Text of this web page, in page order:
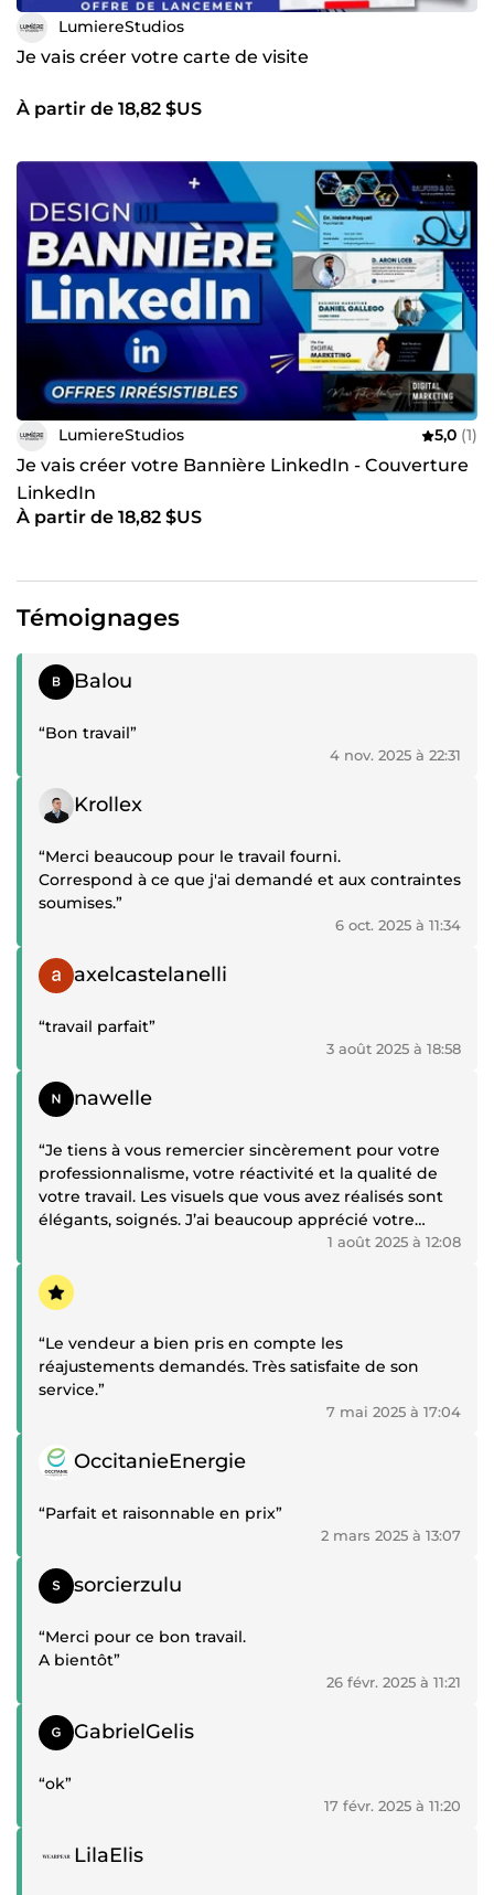
LumiereStudios
Je vais créer votre carte de visite
À partir de 18,82 $US
LumiereStudios 5,0 (1)
Je vais créer votre Bannière LinkedIn - Couverture
LinkedIn
À partir de 18,82 $US
Témoignages
Témoignage positif
Balou
“Bon travail”
4 nov. 2025 à 22:31
Témoignage positif
Krollex
“Merci beaucoup pour le travail fourni.
Correspond à ce que j'ai demandé et aux contraintes
soumises.”
6 oct. 2025 à 11:34
Témoignage positif
axelcastelanelli
“travail parfait”
3 août 2025 à 18:58
Témoignage positif
nawelle
“Je tiens à vous remercier sincèrement pour votre
professionnalisme, votre réactivité et la qualité de
votre travail. Les visuels que vous avez réalisés sont
élégants, soignés. J’ai beaucoup apprécié votre
écoute, votre patience et votre souci du détail.
Merci encore pour votre implication et votre sérieux,
c’était un vrai plaisir de collaborer avec vous. 🙏✨”
1 août 2025 à 12:08
Témoignage positif
“Le vendeur a bien pris en compte les
réajustements demandés. Très satisfaite de son
service.”
7 mai 2025 à 17:04
Témoignage positif
OccitanieEnergie
“Parfait et raisonnable en prix”
2 mars 2025 à 13:07
Témoignage positif
sorcierzulu
“Merci pour ce bon travail.
A bientôt”
26 févr. 2025 à 11:21
Témoignage positif
GabrielGelis
“ok”
17 févr. 2025 à 11:20
Témoignage positif
LilaElis